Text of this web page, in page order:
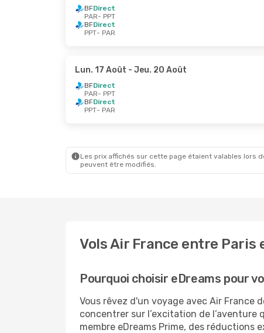
BFDirect
PAR- PPT
BFDirect
PPT- PAR
Lun. 17 Août - Jeu. 20 Août
BFDirect
PAR- PPT
BFDirect
PPT- PAR
Les prix affichés sur cette page étaient valables lors
peuvent être modifiés.
Vols Air France entre Paris
Pourquoi choisir eDreams pour
Vous rêvez d'un voyage avec Air France
concentrer sur l’excitation de l’aventure
membre eDreams Prime, des réductions